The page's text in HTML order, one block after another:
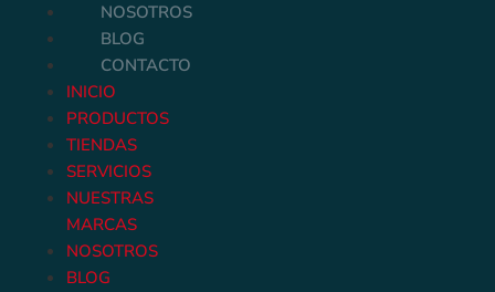
NOSOTROS
BLOG
CONTACTO
INICIO
PRODUCTOS
TIENDAS
SERVICIOS
NUESTRAS
MARCAS
NOSOTROS
BLOG